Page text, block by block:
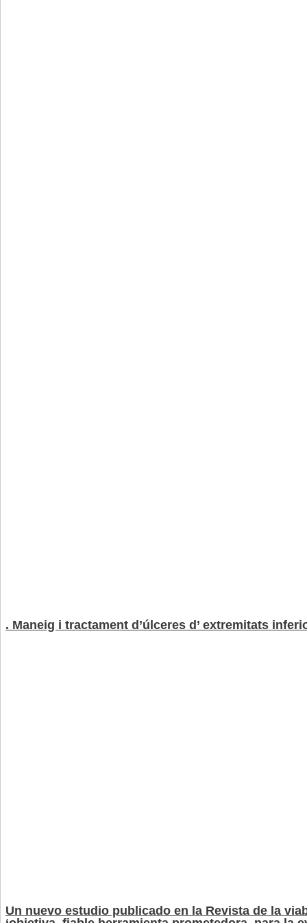
. Maneig i tractament d’úlceres d’ extremitats
Un nuevo estudio publicado en la Revista de la